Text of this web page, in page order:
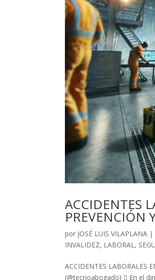
ACCIDENTES
PREVENCIÓN
por JOSÉ LUIS VILAPLANA |
INVALIDEZ, LABORAL ,
ACCIDENTES LABORALES
(@tecnoabogado)  En el